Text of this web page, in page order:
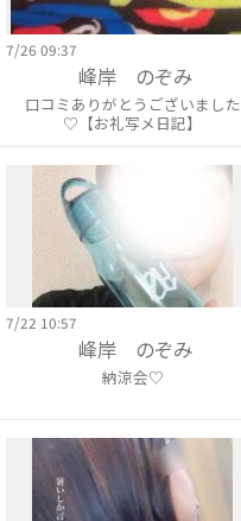
7/26 09:37
峰岸 のぞみ
口コミありがとうございました
♡【お礼写メ日記】
7/22 10:57
峰岸 のぞみ
納涼会♡